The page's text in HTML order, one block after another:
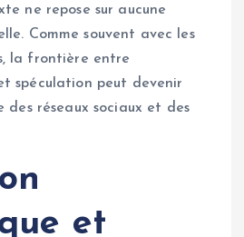
ne repose sur aucune
Comme souvent avec les
la frontière entre
spéculation peut devenir
des réseaux sociaux et des
et